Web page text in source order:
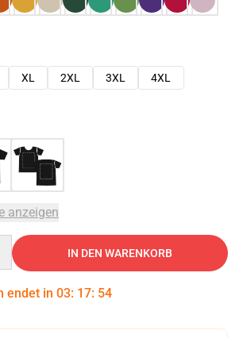
XL 2XL 3XL
4XL
anzeigen
IN DEN WARENKORB
endet in 03: 17: 54